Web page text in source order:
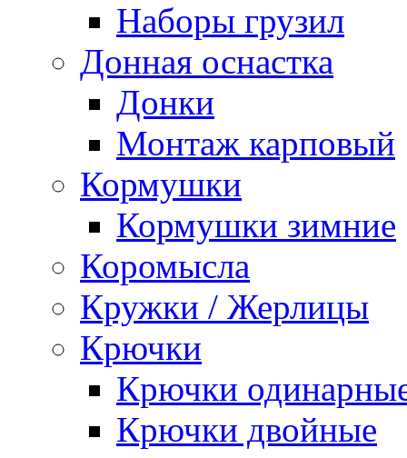
Наборы грузил
Донная оснастка
Донки
Монтаж карповый
Кормушки
Кормушки зимние
Коромысла
Кружки / Жерлицы
Крючки
Крючки
Крючки двойные